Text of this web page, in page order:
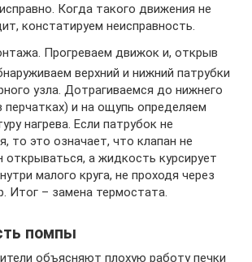
Когда такого движения не
констатируем неисправность.
Прогреваем движок и, открыв
верхний и нижний патрубки
узла. Дотрагиваемся до нижнего
перчатках) и на ощупь определяем
нагрева. Если патрубок не
то это означает, что клапан не
открываться, а жидкость курсирует
малого круга, не проходя через
Итог – замена термостата.
помпы
объясняют плохую работу печки